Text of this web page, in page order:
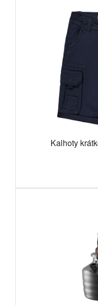
Kalhoty